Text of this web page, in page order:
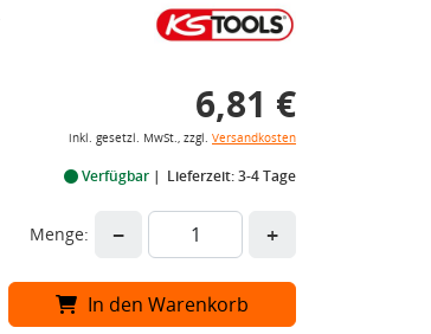
6,81 €
inkl. gesetzl. MwSt., zzgl. Versandkosten
Verfügbar Lieferzeit: 3-4 Tage
Menge: − +
In den Warenkorb